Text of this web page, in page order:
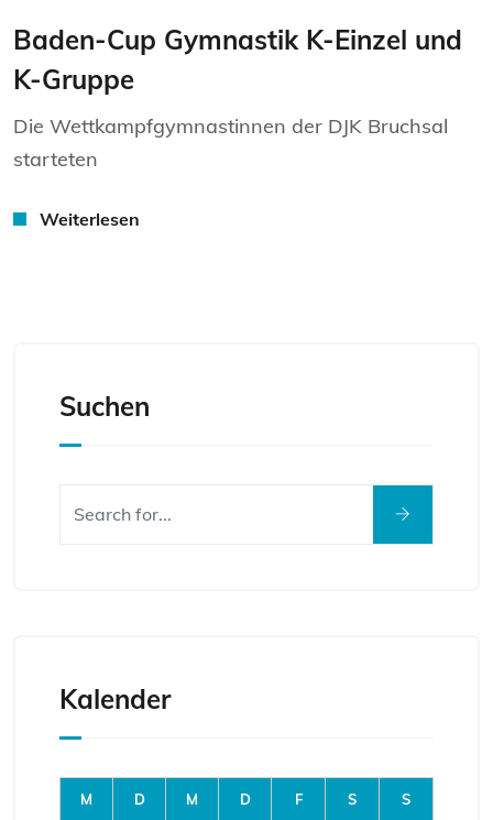
Baden-Cup Gymnastik K-Einzel und
K-Gruppe
Die Wettkampfgymnastinnen der DJK Bruchsal
starteten
Weiterlesen
Suchen
Kalender
M D M D F S S